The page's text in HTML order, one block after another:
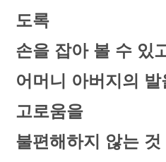
도록
손을 잡아 볼 수 있
어머니 아버지의
고로움을
불편해하지 않는 것